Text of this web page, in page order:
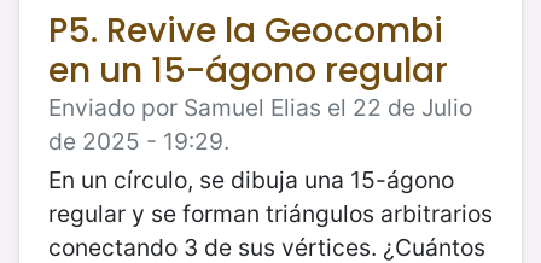
P5. Revive la Geocombi
en un 15-ágono regular
Enviado por Samuel Elias el 22 de Julio
de 2025 - 19:29.
En un círculo, se dibuja una 15-ágono
regular y se forman triángulos arbitrarios
conectando 3 de sus vértices. ¿Cuántos